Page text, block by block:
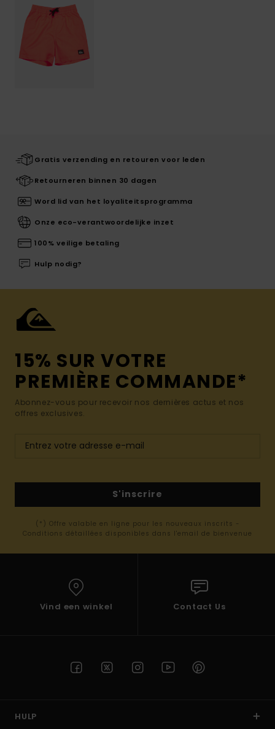
Gratis verzending en retouren voor leden
Retourneren binnen 30 dagen
Word lid van het loyaliteitsprogramma
Onze eco-verantwoordelijke inzet
100% veilige betaling
Hulp nodig?
15% SUR VOTRE
PREMIÈRE COMMANDE*
Abonnez-vous pour recevoir nos dernières actus et nos
offres exclusives.
S'inscrire
(*) Offre valable en ligne pour les nouveaux inscrits -
Conditions détaillées disponibles dans l'email de bienvenue
Vind een winkel Contact Us
HULP